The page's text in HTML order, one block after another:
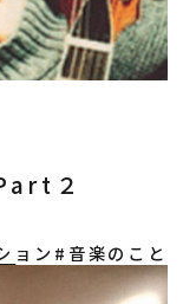
２
ョン#音楽のこと